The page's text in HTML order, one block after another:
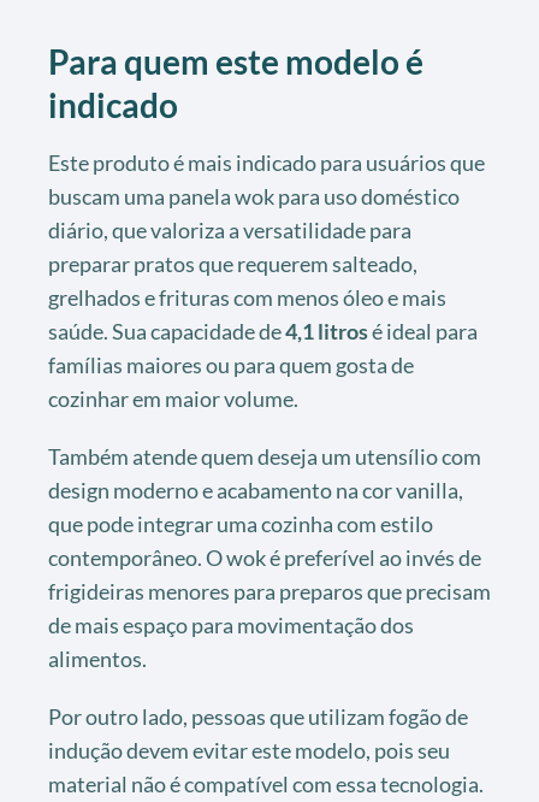
Para quem este modelo é
indicado
Este produto é mais indicado para usuários que
buscam uma panela wok para uso doméstico
diário, que valoriza a versatilidade para
preparar pratos que requerem salteado,
grelhados e frituras com menos óleo e mais
saúde. Sua capacidade de4,1 litrosé ideal para
famílias maiores ou para quem gosta de
cozinhar em maior volume.
Também atende quem deseja um utensílio com
design moderno e acabamento na cor vanilla,
que pode integrar uma cozinha com estilo
contemporâneo. O wok é preferível ao invés de
frigideiras menores para preparos que precisam
de mais espaço para movimentação dos
alimentos.
Por outro lado, pessoas que utilizam fogão de
indução devem evitar este modelo, pois seu
material não é compatível com essa tecnologia.